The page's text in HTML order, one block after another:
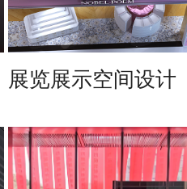
展览展示空间设计